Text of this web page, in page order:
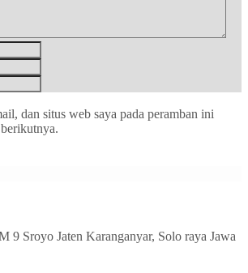
dan situs web saya pada peramban ini
9 Sroyo Jaten Karanganyar, Solo raya Jawa